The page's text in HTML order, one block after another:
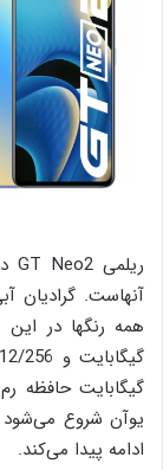
آنهاست. گرادیان
ادامه پیدا می‌کند.